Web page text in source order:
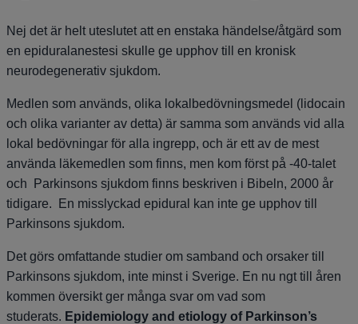
Nej det är helt uteslutet att en enstaka händelse/åtgärd som
en epiduralanestesi skulle ge upphov till en kronisk
neurodegenerativ sjukdom.
Medlen som används, olika lokalbedövningsmedel (lidocain
och olika varianter av detta) är samma som används vid alla
lokal bedövningar för alla ingrepp, och är ett av de mest
använda läkemedlen som finns, men kom först på -40-talet
och Parkinsons sjukdom finns beskriven i Bibeln, 2000 år
tidigare. En misslyckad epidural kan inte ge upphov till
Parkinsons sjukdom.
Det görs omfattande studier om samband och orsaker till
Parkinsons sjukdom, inte minst i Sverige. En nu ngt till åren
kommen översikt ger många svar om vad som
studerats. Epidemiology and etiology of Parkinson’s